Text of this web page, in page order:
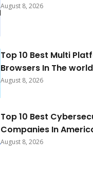
August 8, 2026
Top 10 Best Multi
Browsers In The
August 8, 2026
Top 10 Best
Companies In
August 8, 2026